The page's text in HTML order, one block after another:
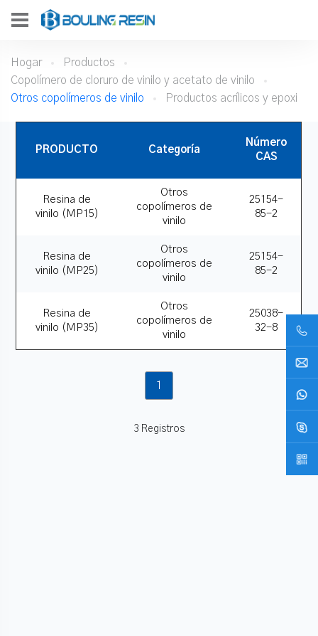
Hogar
Productos
Copolímero de cloruro de vinilo y acetato de vinilo
Otros copolímeros de vinilo
Productos acrílicos y epoxi
PRODUCTO Categoría
Número
CAS
Resina de
vinilo (MP15)
Otros
copolímeros de
vinilo
25154-
85-2
Resina de
vinilo (MP25)
Otros
copolímeros de
vinilo
25154-
85-2
Resina de
vinilo (MP35)
Otros
copolímeros de
vinilo
25038-
32-8
1
3 Registros